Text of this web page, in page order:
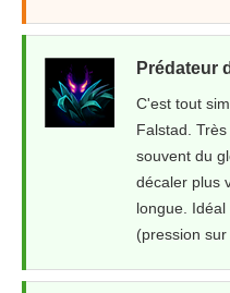
Prédateur
C'est tout
Falstad.
souvent du
décaler plus
longue.
(pression